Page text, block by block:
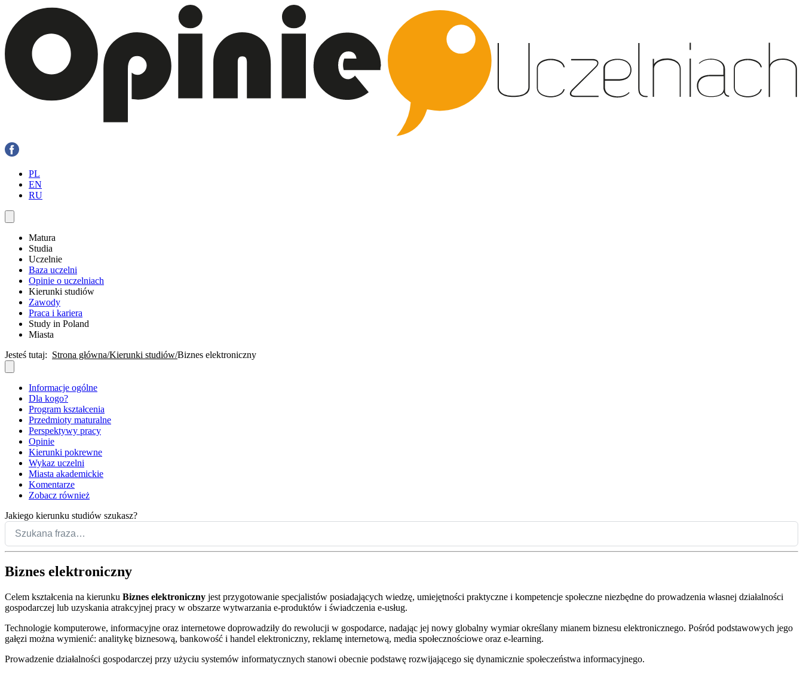
PL
EN
RU
Matura
Studia
Uczelnie
Baza uczelni
Opinie o uczelniach
Kierunki studiów
Zawody
Praca i kariera
Study in Poland
Miasta
Jesteś tutaj: Strona główna Kierunki studiów Biznes elektroniczny
Informacje ogólne
Dla kogo?
Program kształcenia
Przedmioty maturalne
Perspektywy pracy
Opinie
Kierunki pokrewne
Wykaz uczelni
Miasta akademickie
Komentarze
Zobacz również
Jakiego kierunku studiów szukasz?
Biznes elektroniczny
Celem kształcenia na kierunku Biznes elektroniczny jest przygotowanie specjalistów posiadających wiedzę, umiejętności praktyczne i kompetencje społeczne niezbędne do prowadzenia własnej działalności
gospodarczej lub uzyskania atrakcyjnej pracy w obszarze wytwarzania e-produktów i świadczenia e-usług.
Technologie komputerowe, informacyjne oraz internetowe doprowadziły do rewolucji w gospodarce, nadając jej nowy globalny wymiar określany mianem biznesu elektronicznego. Pośród podstawowych jego
gałęzi można wymienić: analitykę biznesową, bankowość i handel elektroniczny, reklamę internetową, media społecznościowe oraz e-learning.
Prowadzenie działalności gospodarczej przy użyciu systemów informatycznych stanowi obecnie podstawę rozwijającego się dynamicznie społeczeństwa informacyjnego.